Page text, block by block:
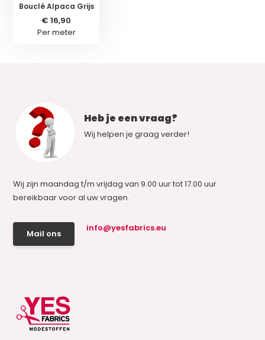
Bouclé Alpaca Grijs
€ 16,90
Per meter
Heb je een vraag?
Wij helpen je graag verder!
Wij zijn maandag t/m vrijdag van 9.00 uur tot 17.00 uur
bereikbaar voor al uw vragen.
Mail ons
info@yesfabrics.eu